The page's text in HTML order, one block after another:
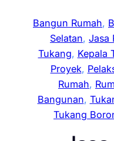
Bangun Rumah,
Selatan, Jasa
Tukang, Kepala
Proyek,
Rumah,
Bangunan,
Tukang